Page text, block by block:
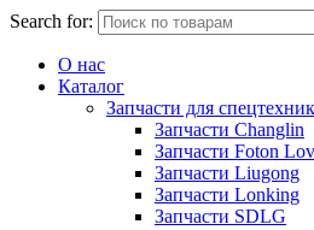
Search for:
О нас
Каталог
Запчасти для
Запчасти Changlin
Запчасти Foton
Запчасти Liugong
Запчасти Lonking
Запчасти SDLG